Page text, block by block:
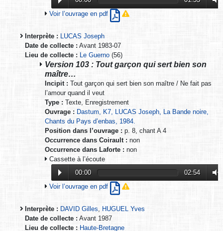
Voir l’ouvrage en pdf
Interprète :
LUCAS Joseph
Date de collecte : Avant 1983-07
Lieu de collecte :
Le Guerno (56)
Version 103 : Tout garçon qui sert bien son
maître…
Incipit : Tout garçon qui sert bien son maître / Ne fait pas
l’amour quand il veut
Type : Texte, Enregistrement
Ouvrage : Dastum, K7, LUCAS Joseph, La Bande noire,
Chants du Pays d’enbas, 1984.
Position dans l’ouvrage : p. 8, chant A 4
Occurrence dans Coirault : non
Occurrence dans Laforte : non
Cassette à l’écoute
00:00
02:54
Voir l’ouvrage en pdf
Interprète : DAVID Gilles
HUGUEL Yves
Date de collecte : Avant 1987
Lieu de collecte : Haute-Bretagne